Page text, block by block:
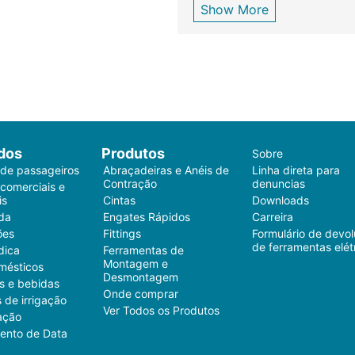
Show More
passageiros
e
e bebidas
de irrigação
de Data
Produtos
Abraçadeiras e Anéis de
Contração
Cintas
Engates Rápidos
Fittings
Ferramentas de
Montagem e
Desmontagem
Onde comprar
Ver Todos os Produtos
Sobre
Linha direta para
denuncias
Downloads
Carreira
Formulário de
de ferramentas